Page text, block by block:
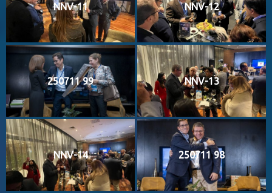
NNV-11 NNV-12
250711 99 NNV-13
NNV-14 250711 98